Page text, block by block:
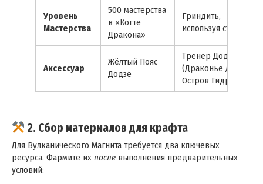
Уровень
Мастерства
500 мастерства
в «Когте
Дракона»
Гриндить,
используя стиль
Аксессуар
Жёлтый Пояс
Додзё
Тренер Додзё
(Драконье Додзё,
Остров Гидры)
2. Сбор материалов для крафта
Для Вулканического Магнита требуется два ключевых
ресурса. Фармите их после выполнения предварительных
условий: